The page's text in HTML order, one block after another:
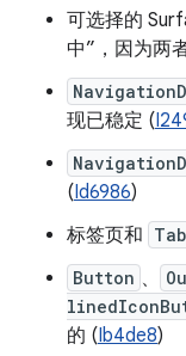
可选择的
中”，因为两
现已稳定 (
(Id6986)
标签页和
Button 、
的 (Ib4de8)